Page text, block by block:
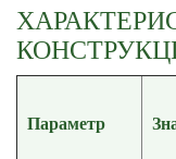
Параметр